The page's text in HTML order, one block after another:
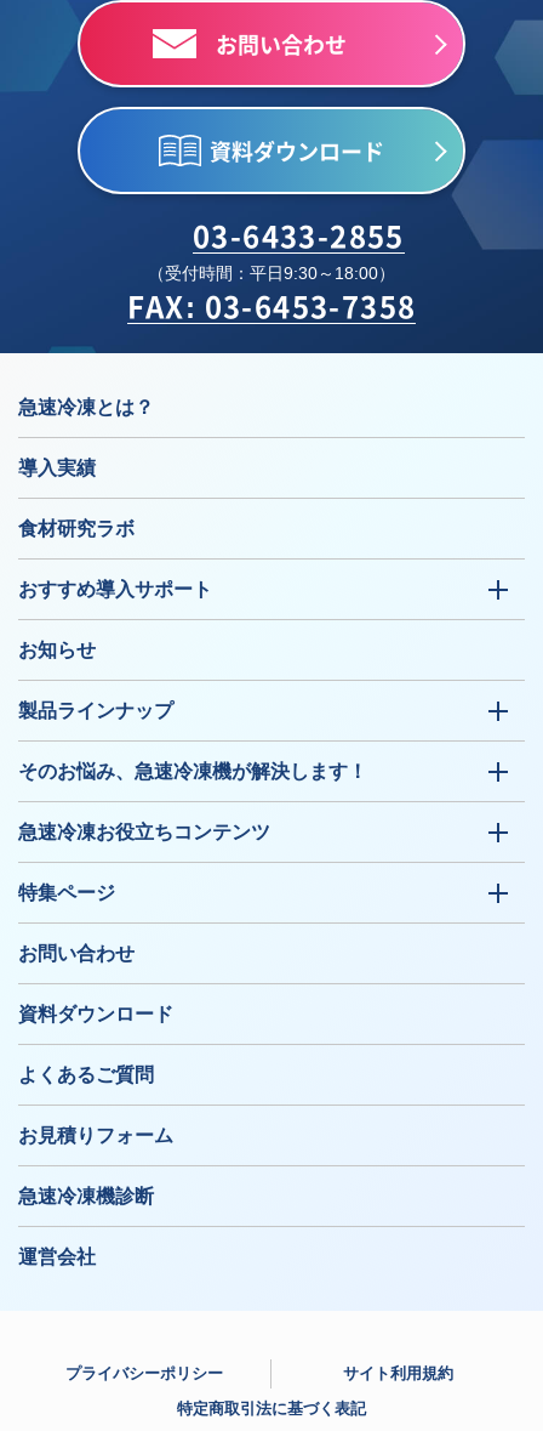
お問い合わせ
資料ダウンロード
03-6433-2855
（受付時間：平日9:30～18:00）
FAX: 03-6453-7358
急速冷凍とは？
導入実績
食材研究ラボ
おすすめ導入サポート
お知らせ
製品ラインナップ
そのお悩み、急速冷凍機が解決します！
急速冷凍お役立ちコンテンツ
特集ページ
お問い合わせ
資料ダウンロード
よくあるご質問
お見積りフォーム
急速冷凍機診断
運営会社
プライバシーポリシー
サイト利用規約
特定商取引法に基づく表記